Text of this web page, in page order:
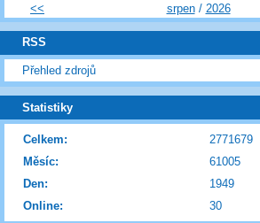
<<
srpen/ 2026
RSS
Přehled zdrojů
Statistiky
Online: 30
Celkem:
2771679
Měsíc:
61005
Den:
1949